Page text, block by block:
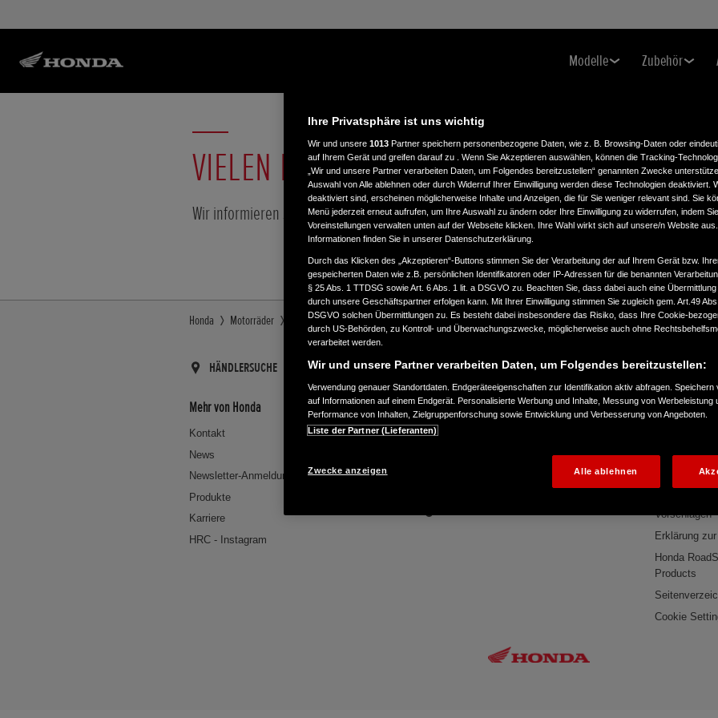
Modelle Zubehör
VIELEN DANK!
Wir informieren Sie gerne, sobald es Neuigkeiten gibt.
Honda Motorräder Modelle Register interest Confirmation
HÄNDLERSUCHE PROBEFAHRT
Mehr von Honda
Kontakt
News
Newsletter-Anmeldung
Produkte
Karriere
HRC - Instagram
Folge uns auf Rechtliche
Rechtliche
Richtlinie
Vorschlägen
Erklärung
Honda
Products
Cookie
Ihre Privatsphäre ist uns wichtig
Wir und unsere 1013 Partner speichern personenbezogene Daten, wie z. B. Browsing-Daten oder
auf Ihrem Gerät und greifen darauf zu . Wenn Sie Akzeptieren auswählen, können die Tracking-
„Wir und unsere Partner verarbeiten Daten, um Folgendes bereitzustellen“ genannten Zwecke
Auswahl von Alle ablehnen oder durch Widerruf Ihrer Einwilligung werden diese Technologien deaktiviert.
deaktiviert sind, erscheinen möglicherweise Inhalte und Anzeigen, die für Sie weniger relevant sind. Sie
Menü jederzeit erneut aufrufen, um Ihre Auswahl zu ändern oder Ihre Einwilligung zu widerrufen, indem
Voreinstellungen verwalten unten auf der Webseite klicken. Ihre Wahl wirkt sich auf unsere/n Website
Informationen finden Sie in unserer Datenschutzerklärung.
Durch das Klicken des „Akzeptieren“-Buttons stimmen Sie der Verarbeitung der auf Ihrem Gerät bzw.
gespeicherten Daten wie z.B. persönlichen Identifikatoren oder IP-Adressen für die benannten
§ 25 Abs. 1 TTDSG sowie Art. 6 Abs. 1 lit. a DSGVO zu. Beachten Sie, dass dabei auch eine Übermittlung
durch unsere Geschäftspartner erfolgen kann. Mit Ihrer Einwilligung stimmen Sie zugleich gem. Art.49
DSGVO solchen Übermittlungen zu. Es besteht dabei insbesondere das Risiko, dass Ihre Cookie-
durch US-Behörden, zu Kontroll- und Überwachungszwecke, möglicherweise auch ohne
verarbeitet werden.
Wir und unsere Partner verarbeiten Daten, um Folgendes bereitzustellen:
Verwendung genauer Standortdaten. Endgeräteeigenschaften zur Identifikation aktiv abfragen. Speichern
auf Informationen auf einem Endgerät. Personalisierte Werbung und Inhalte, Messung von Werbeleistung
Performance von Inhalten, Zielgruppenforschung sowie Entwicklung und Verbesserung von Angeboten.
Liste der Partner (Lieferanten)
Zwecke anzeigen Alle ablehnen